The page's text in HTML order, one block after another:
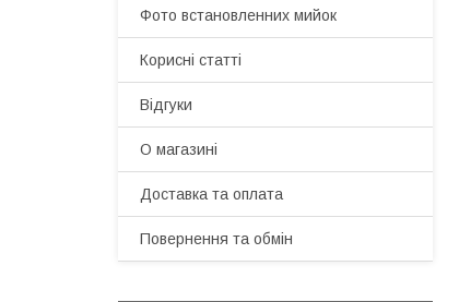
Фото встановленних мийок
Корисні статті
Відгуки
О магазині
Доставка та оплата
Повернення та обмін